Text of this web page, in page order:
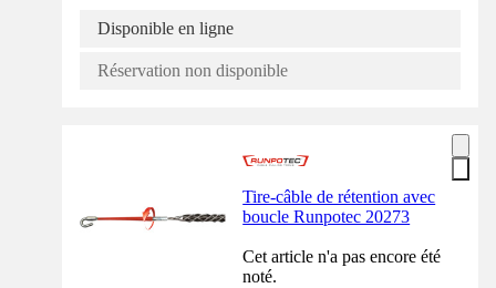
Disponible en ligne
Réservation non disponible
Tire-câble de rétention avec
boucle Runpotec 20273
Cet article n'a pas encore été
noté.